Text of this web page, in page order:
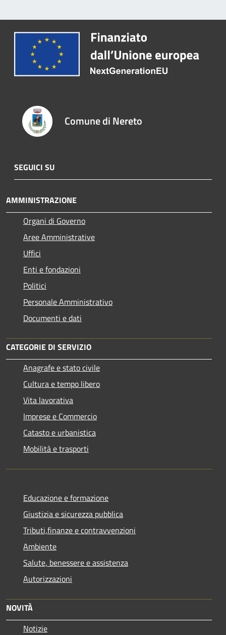
Comune di Nereto
SEGUICI SU
AMMINISTRAZIONE
Organi di Governo
Aree Amministrative
Uffici
Enti e fondazioni
Politici
Personale Amministrativo
Documenti e dati
CATEGORIE DI SERVIZIO
Anagrafe e stato civile
Cultura e tempo libero
Vita lavorativa
Imprese e Commercio
Catasto e urbanistica
Mobilità e trasporti
Educazione e formazione
Giustizia e sicurezza pubblica
Tributi,finanze e contravvenzioni
Ambiente
Salute, benessere e assistenza
Autorizzazioni
NOVITÀ
Notizie